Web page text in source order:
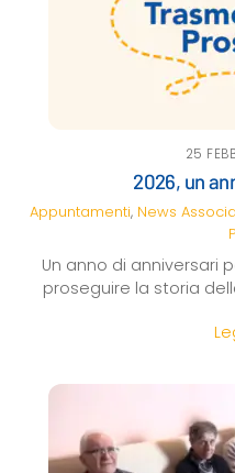
25
2026, un
Appuntamenti, News
Un anno di anniversari
proseguire la storia